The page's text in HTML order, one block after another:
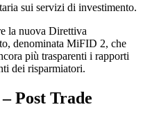
sui servizi di investimento.
la nuova Direttiva
denominata MiFID 2, che
più trasparenti i rapporti
dei risparmiatori.
Post Trade